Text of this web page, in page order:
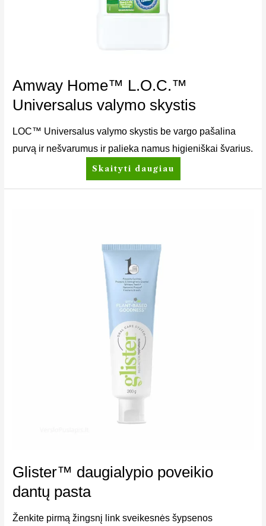
Amway Home™ L.O.C.™
Universalus valymo skystis
LOC™ Universalus valymo skystis be vargo pašalina
purvą ir nešvarumus ir palieka namus higieniškai švarius.
Skaityti daugiau
Glister™ daugialypio poveikio
dantų pasta
Ženkite pirmą žingsnį link sveikesnės šypsenos